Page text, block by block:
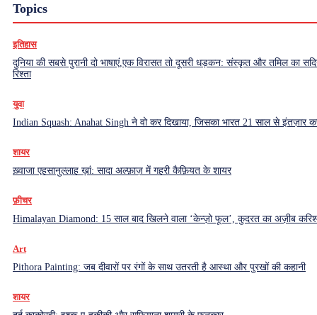
Topics
इतिहास
दुनिया की सबसे पुरानी दो भाषाएं,एक विरासत तो दूसरी धड़कन: संस्कृत और तमिल का
रिश्ता
युवा
Indian Squash: Anahat Singh ने वो कर दिखाया, जिसका भारत 21 साल से इंतज़ार
शायर
ख़्वाजा एहसानुल्लाह ख़ां: सादा अल्फ़ाज़ में गहरी कैफ़ियत के शायर
फ़ीचर
Himalayan Diamond: 15 साल बाद खिलने वाला ‘केन्ज़ो फूल’, कुदरत का अज़ीब
Art
Pithora Painting: जब दीवारों पर रंगों के साथ उतरती है आस्था और पुरखों की कहानी
शायर